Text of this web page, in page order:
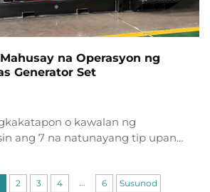
na Operasyon ng
Generator Set
o kawalan ng
ang 7 na natunayang tip upang
checklist.
2 3 4 6 Susunod